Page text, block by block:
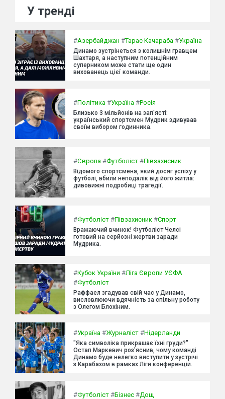
У тренді
#Азербайджан #Тарас Качараба #Україна
Динамо зустрінеться з колишнім гравцем
Шахтаря, а наступним потенційним
суперником може стати ще один
вихованець цієї команди.
#Політика #Україна #Росія
Близько 3 мільйонів на зап'ясті:
український спортсмен Мудрик здивував
своїм вибором годинника.
#Європа #Футболіст #Півзахисник
Відомого спортсмена, який досяг успіху у
футболі, вбили неподалік від його житла:
дивовижні подробиці трагедії.
#Футболіст #Півзахисник #Спорт
Вражаючий вчинок! Футболіст Челсі
готовий на серйозні жертви заради
Мудрика.
#Кубок України #Ліга Європи УЄФА
#Футболіст
Раффаел згадував свій час у Динамо,
висловлюючи вдячність за спільну роботу
з Олегом Блохіним.
#Україна #Журналіст #Нідерланди
"Яка символіка прикрашає їхні груди?"
Остап Маркевич роз'яснив, чому команді
Динамо буде нелегко виступити у зустрічі
з Карабахом в рамках Ліги конференцій.
#Футболіст #Бізнес #Дощ